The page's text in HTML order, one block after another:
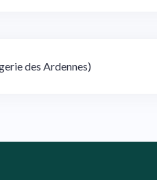
des Ardennes)